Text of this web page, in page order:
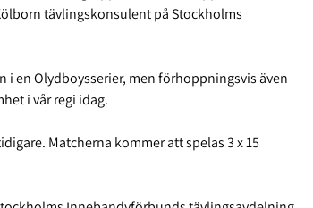
tävlingskonsulent på Stockholms
i en Olydboysserier, men förhoppningsvis även
i vår regi idag.
Matcherna kommer att spelas 3 x 15